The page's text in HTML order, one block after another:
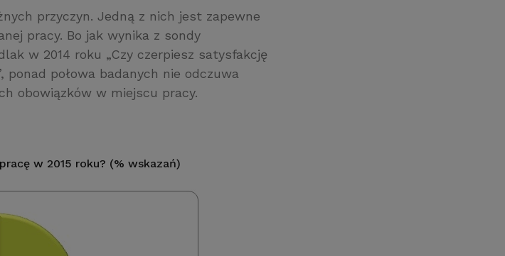
przyczyn. Jedną z nich jest zapewne
pracy. Bo jak wynika z sondy
w 2014 roku „Czy czerpiesz satysfakcję
ponad połowa badanych nie odczuwa
obowiązków w miejscu pracy.
w 2015 roku? (% wskazań)